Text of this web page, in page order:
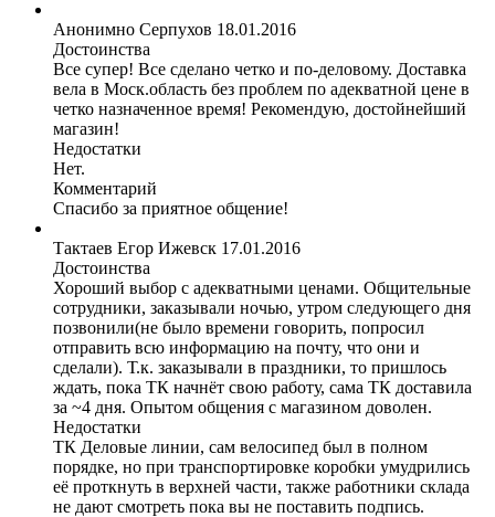
Анонимно Серпухов 18.01.2016
Достоинства
Все супер! Все сделано четко и по-деловому. Доставка
вела в Моск.область без проблем по адекватной цене в
четко назначенное время! Рекомендую, достойнейший
магазин!
Недостатки
Нет.
Комментарий
Спасибо за приятное общение!
Тактаев Егор Ижевск 17.01.2016
Достоинства
Хороший выбор с адекватными ценами. Общительные
сотрудники, заказывали ночью, утром следующего дня
позвонили(не было времени говорить, попросил
отправить всю информацию на почту, что они и
сделали). Т.к. заказывали в праздники, то пришлось
ждать, пока ТК начнёт свою работу, сама ТК доставила
за ~4 дня. Опытом общения с магазином доволен.
Недостатки
ТК Деловые линии, сам велосипед был в полном
порядке, но при транспортировке коробки умудрились
её проткнуть в верхней части, также работники склада
не дают смотреть пока вы не поставить подпись.